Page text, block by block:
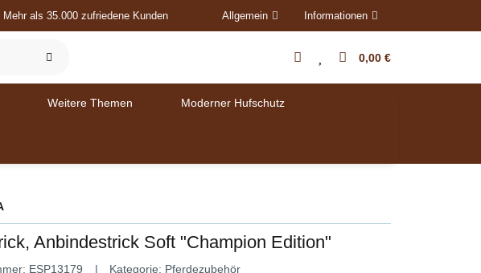
Mehr als 35.000 zufriedene Kunden Allgemein Informationen
0,00 €
Weitere Themen Moderner Hufschutz
Anbindestrick Soft "Champion Edition"
ESP13179 Kategorie: Pferdezubehör